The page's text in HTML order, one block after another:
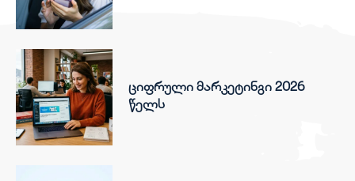
ციფრული მარკეტინგი 2026
წელს